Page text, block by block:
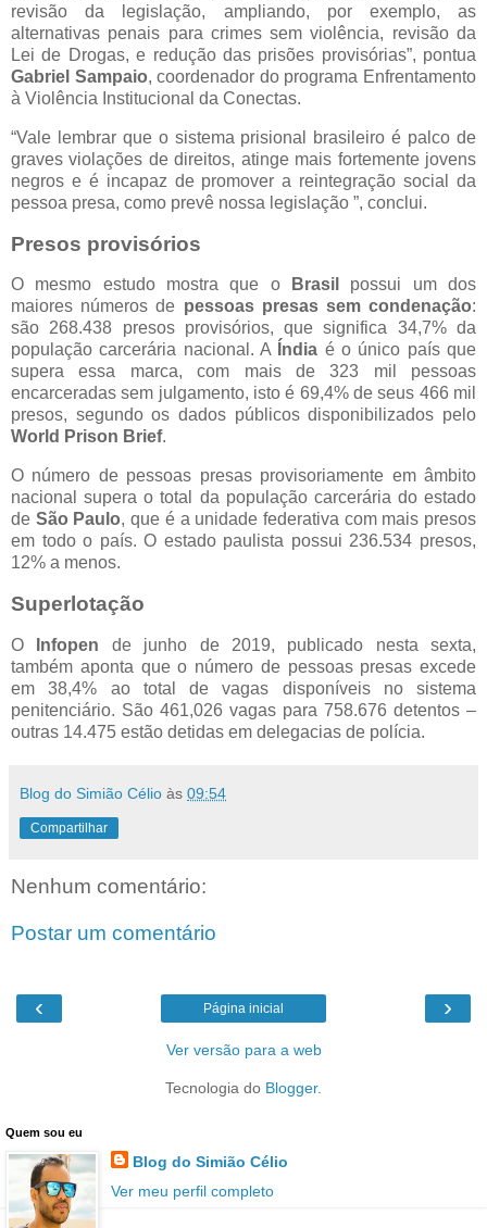
revisão da legislação, ampliando, por exemplo, as
alternativas penais para crimes sem violência, revisão da
Lei de Drogas, e redução das prisões provisórias”, pontua
Gabriel Sampaio, coordenador do programa Enfrentamento
à Violência Institucional da Conectas.
“Vale lembrar que o sistema prisional brasileiro é palco de
graves violações de direitos, atinge mais fortemente jovens
negros e é incapaz de promover a reintegração social da
pessoa presa, como prevê nossa legislação ”, conclui.
Presos provisórios
O mesmo estudo mostra que o Brasil
possui um dos
maiores números de pessoas presas sem condenação:
são 268.438 presos provisórios, que significa 34,7% da
população carcerária nacional. A
Índia é o único país que
supera essa marca, com mais de 323 mil pessoas
encarceradas sem julgamento, isto é 69,4% de seus 466 mil
presos, segundo os dados públicos disponibilizados pelo
World Prison Brief.
O número de pessoas presas provisoriamente em âmbito
nacional supera o total da população carcerária do estado
de São Paulo, que é a unidade federativa com mais presos
em todo o país. O estado paulista possui 236.534 presos,
12% a menos.
Superlotação
O Infopen de junho de 2019, publicado nesta sexta,
também aponta que o número de pessoas presas excede
em 38,4% ao total de vagas disponíveis no sistema
penitenciário. São 461,026 vagas para 758.676 detentos –
outras 14.475 estão detidas em delegacias de polícia.
Blog do Simião Célio às 09:54
Compartilhar
Nenhum comentário:
Postar um comentário
‹ ›
Página inicial
Ver versão para a web
Tecnologia do Blogger.
Quem sou eu
Blog do Simião Célio
Ver meu perfil completo